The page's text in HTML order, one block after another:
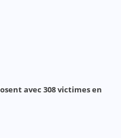
avec 308 victimes en